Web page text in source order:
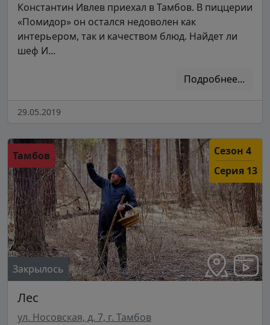
Константин Ивлев приехал в Тамбов. В пиццерии
«Помидор» он остался недоволен как
интерьером, так и качеством блюд. Найдет ли
шеф И...
Подробнее...
29.05.2019
Тамбов
Сезон 4
Серия 13
Закрылось
Лес
ул. Носовская, д. 7, г. Тамбов